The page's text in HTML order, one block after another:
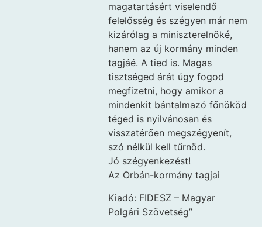
magatartásért viselendő
felelősség és szégyen már nem
kizárólag a miniszterelnöké,
hanem az új kormány minden
tagjáé. A tied is. Magas
tisztséged árát úgy fogod
megfizetni, hogy amikor a
mindenkit bántalmazó főnököd
téged is nyilvánosan és
visszatérően megszégyenít,
szó nélkül kell tűrnöd.
Jó szégyenkezést!
Az Orbán-kormány tagjai
Kiadó: FIDESZ – Magyar
Polgári Szövetség”